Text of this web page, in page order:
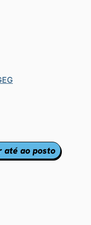
até ao posto